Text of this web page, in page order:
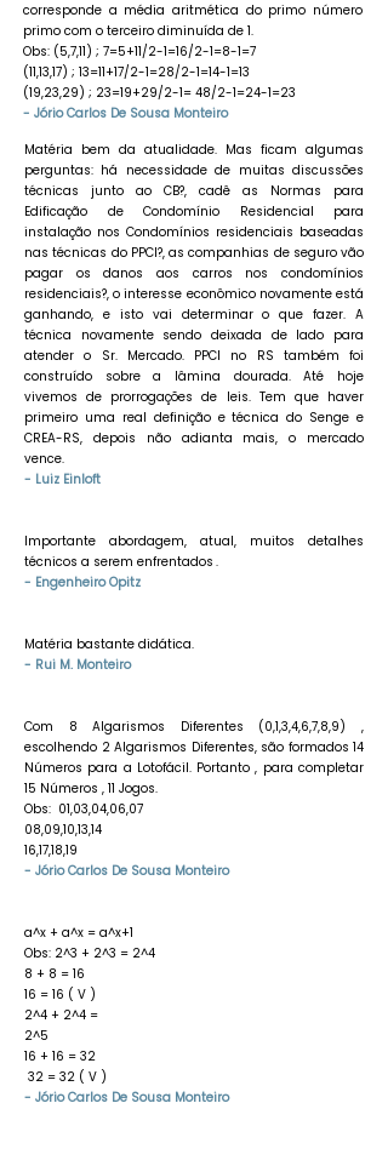
corresponde a média aritmética do primo número
primo com o terceiro diminuída de 1.
Obs: (5,7,11) ; 7=5+11/2-1=16/2-1=8-1=7
(11,13,17) ; 13=11+17/2-1=28/2-1=14-1=13
(19,23,29) ; 23=19+29/2-1= 48/2-1=24-1=23
- Jório Carlos De Sousa Monteiro
Matéria bem da atualidade. Mas ficam algumas
perguntas: há necessidade de muitas discussões
técnicas junto ao CB?, cadê as Normas para
Edificação de Condomínio Residencial para
instalação nos Condomínios residenciais baseadas
nas técnicas do PPCI?, as companhias de seguro vão
pagar os danos aos carros nos condomínios
residenciais?, o interesse econômico novamente está
ganhando, e isto vai determinar o que fazer. A
técnica novamente sendo deixada de lado para
atender o Sr. Mercado. PPCI no RS também foi
construído sobre a lâmina dourada. Até hoje
vivemos de prorrogações de leis. Tem que haver
primeiro uma real definição e técnica do Senge e
CREA-RS, depois não adianta mais, o mercado
vence.
- Luiz Einloft
Importante abordagem, atual, muitos detalhes
técnicos a serem enfrentados .
- Engenheiro Opitz
Matéria bastante didática.
- Rui M. Monteiro
Com 8 Algarismos Diferentes (0,1,3,4,6,7,8,9) ,
escolhendo 2 Algarismos Diferentes, são formados 14
Números para a Lotofácil. Portanto , para completar
15 Números , 11 Jogos.
Obs: 01,03,04,06,07
08,09,10,13,14
16,17,18,19
- Jório Carlos De Sousa Monteiro
a^x + a^x = a^x+1
Obs: 2^3 + 2^3 = 2^4
8 + 8 = 16
16 = 16 ( V )
2^4 + 2^4 =
2^5
16 + 16 = 32
32 = 32 ( V )
- Jório Carlos De Sousa Monteiro